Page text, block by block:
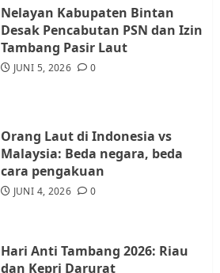
Warga Rempang Ajukan
Audiensi dengan Wali Kota
Tim Advokasi Desak BP Batam
Berhenti Merampas Tanah
Nelayan Kabupaten Bintan
Desak Pencabutan PSN dan Izin
Tambang Pasir Laut
JUNI 5, 2026 0
Orang Laut di Indonesia vs
Malaysia: Beda negara, beda
cara pengakuan
JUNI 4, 2026 0
Hari Anti Tambang 2026: Riau
dan Kepri Darurat